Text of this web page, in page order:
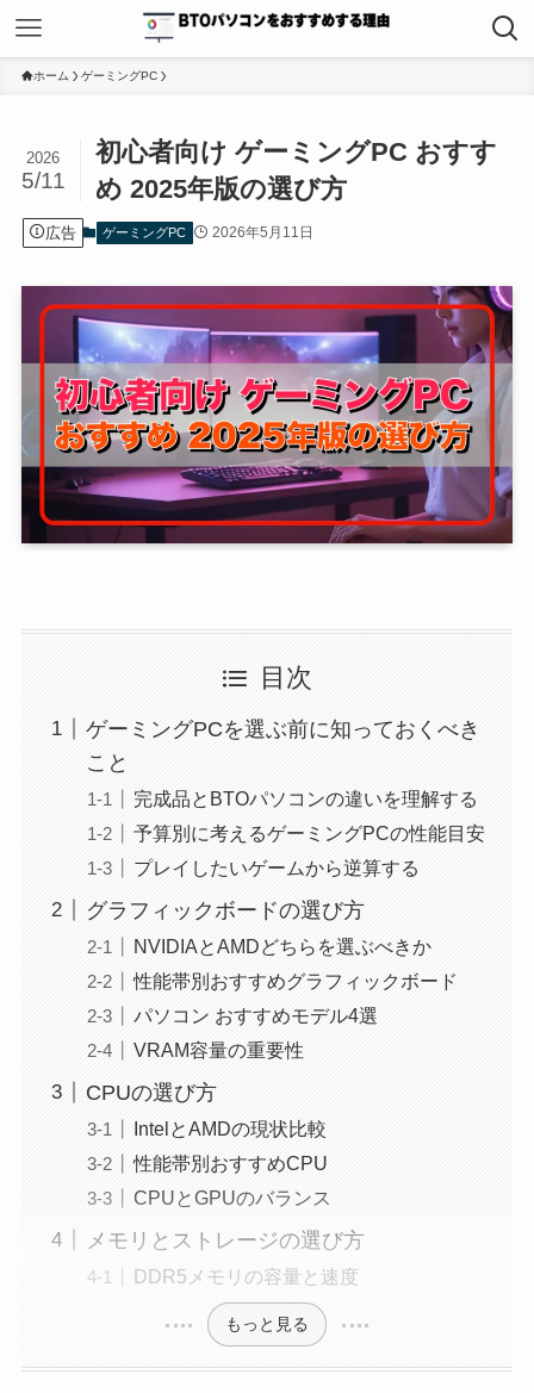
ホーム ゲーミングPC
初心者向け ゲーミングPC おすす
め 2025年版の選び方
2026
5/11
広告 ゲーミングPC 2026年5月11日
目次
ゲーミングPCを選ぶ前に知っておくべき
こと
完成品とBTOパソコンの違いを理解する
予算別に考えるゲーミングPCの性能目安
プレイしたいゲームから逆算する
グラフィックボードの選び方
NVIDIAとAMDどちらを選ぶべきか
性能帯別おすすめグラフィックボード
パソコン おすすめモデル4選
VRAM容量の重要性
CPUの選び方
IntelとAMDの現状比較
性能帯別おすすめCPU
CPUとGPUのバランス
メモリとストレージの選び方
DDR5メモリの容量と速度
もっと見る